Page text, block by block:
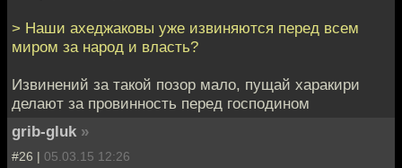
> Наши ахеджаковы уже извиняются перед всем
миром за народ и власть?
Извинений за такой позор мало, пущай харакири
делают за провинность перед господином
grib-gluk »
#26 | 05.03.15 12:26